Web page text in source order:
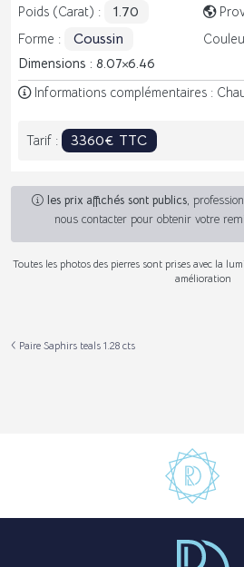
Poids (Carat) : 1.70
Forme : Coussin
Dimensions : 8.07 6.46
Informations complémentaires :
Tarif : 3360€ TTC
les prix affichés sont publics,
nous contacter pour obtenir votre
Toutes les photos des pierres sont prises avec la
amélioration
Paire Saphirs teals 1.28 cts